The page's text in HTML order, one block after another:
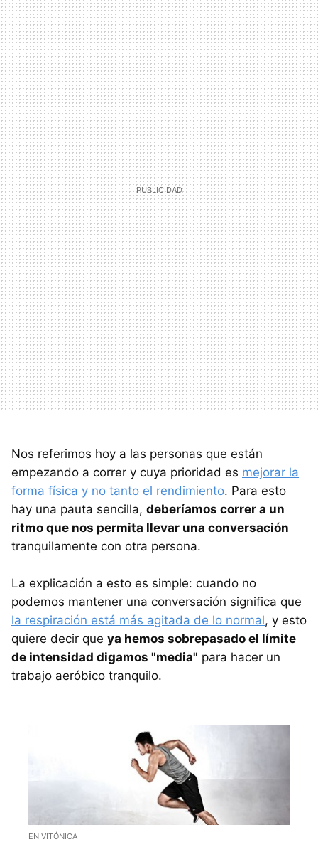
Nos referimos hoy a las personas que están
empezando a correr y cuya prioridad es mejorar la
forma física y no tanto el rendimiento. Para esto
hay una pauta sencilla, deberíamos correr a un
ritmo que nos permita llevar una conversación
tranquilamente con otra persona.
La explicación a esto es simple: cuando no
podemos mantener una conversación significa que
la respiración está más agitada de lo normal, y esto
quiere decir que ya hemos sobrepasado el límite
de intensidad digamos "media" para hacer un
trabajo aeróbico tranquilo.
EN VITÓNICA